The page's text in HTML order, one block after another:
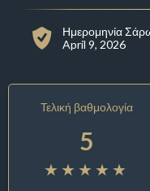
Ημερομηνία
April 9, 2026
Τελική βαθμολογία
5